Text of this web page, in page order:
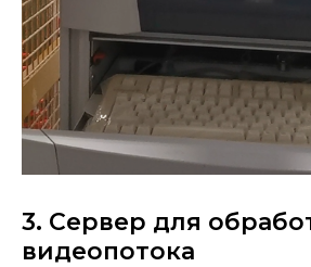
3. Сервер для
видеопотока